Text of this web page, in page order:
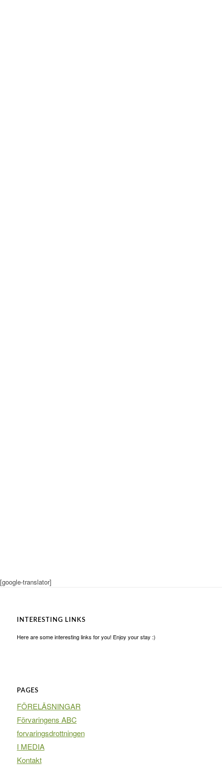
[google-translator]
INTERESTING LINKS
Here are some interesting links for you! Enjoy your stay :)
PAGES
FÖRELÄSNINGAR
Förvaringens ABC
forvaringsdrottningen
I MEDIA
Kontakt